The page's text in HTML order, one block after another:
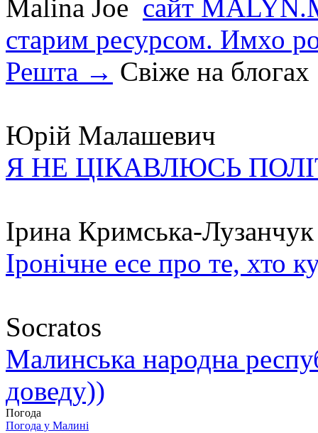
Malina Joe сайт
старим ресурсом. Имхо
Решта → Свіже на блогах
Юрій Малашевич
Я НЕ ЦІКАВЛЮСЬ
Ірина Кримська-Лузанчук
Іронічне есе про те, хто
Socratos
Малинська народна
доведу))
Погода
Погода у Малині